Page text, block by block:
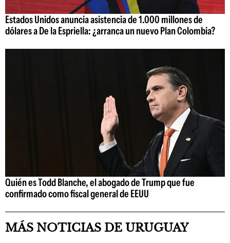
Estados Unidos anuncia asistencia de 1.000 millones de
dólares a De la Espriella: ¿arranca un nuevo Plan Colombia?
Quién es Todd Blanche, el abogado de Trump que fue
confirmado como fiscal general de EEUU
MÁS NOTICIAS DE URUGUAY